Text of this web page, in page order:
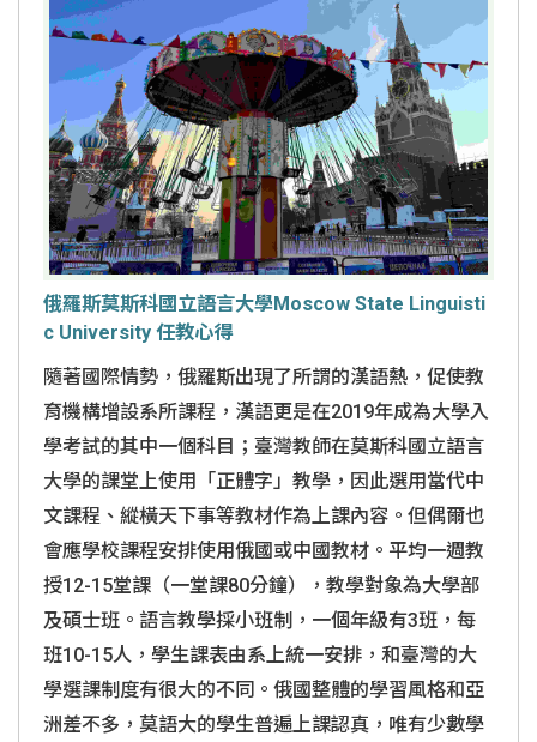
俄羅斯莫斯科國立語言大學Moscow State Linguisti
c University 任教心得
隨著國際情勢，俄羅斯出現了所謂的漢語熱，促使教
育機構增設系所課程，漢語更是在2019年成為大學入
學考試的其中一個科目；臺灣教師在莫斯科國立語言
大學的課堂上使用「正體字」教學，因此選用當代中
文課程、縱橫天下事等教材作為上課內容。但偶爾也
會應學校課程安排使用俄國或中國教材。平均一週教
授12-15堂課（一堂課80分鐘），教學對象為大學部
及碩士班。語言教學採小班制，一個年級有3班，每
班10-15人，學生課表由系上統一安排，和臺灣的大
學選課制度有很大的不同。俄國整體的學習風格和亞
洲差不多，莫語大的學生普遍上課認真，唯有少數學